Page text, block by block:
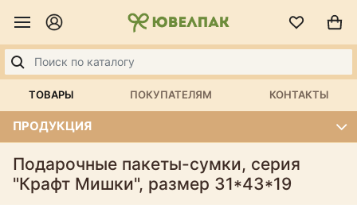
ТОВАРЫ ПОКУПАТЕЛЯМ КОНТАКТЫ
ПРОДУКЦИЯ
Подарочные пакеты-сумки, серия
"Крафт Мишки", размер 31*43*19